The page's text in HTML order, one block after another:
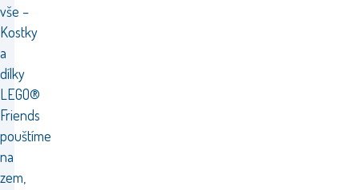
vše –
Kostky
a
dílky
LEGO®
Friends
pouštíme
na
zem,